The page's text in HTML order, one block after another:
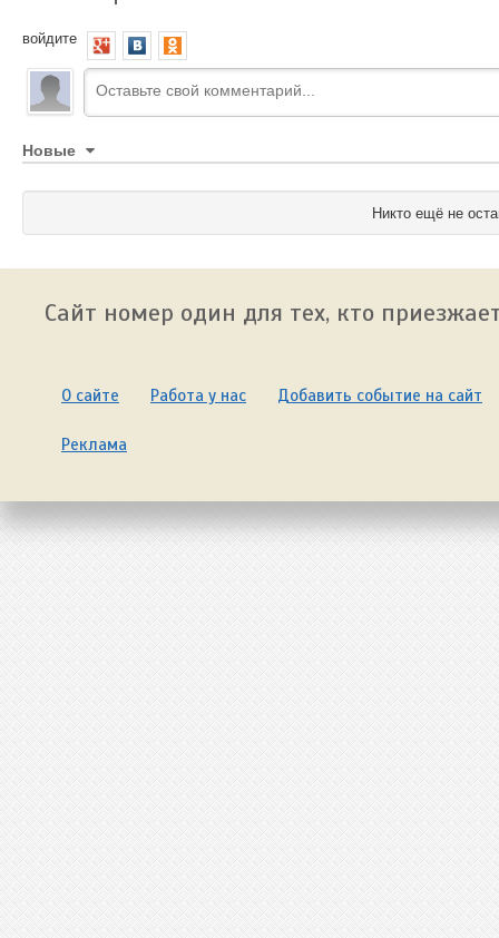
войдите
Новые
Никто ещё не
Сайт номер один для тех, кто
О сайте Работа у нас Добавить событие на сайт
Реклама